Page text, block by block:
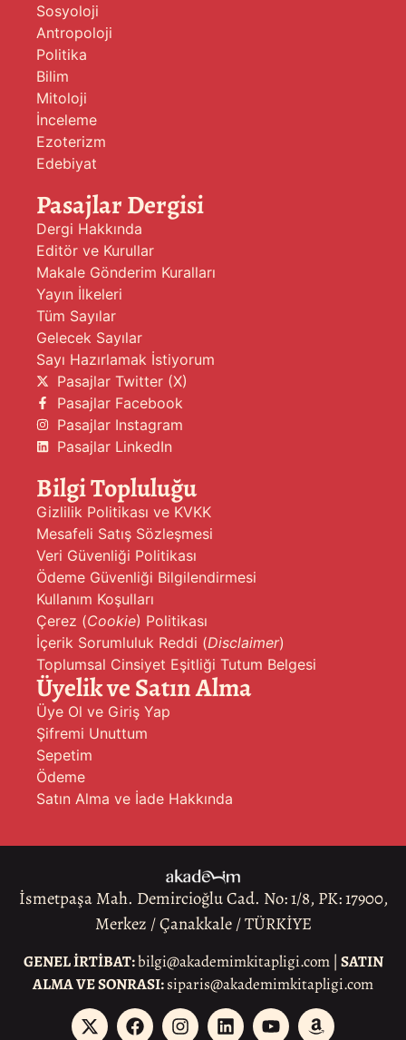
Sosyoloji
Antropoloji
Politika
Bilim
Mitoloji
İnceleme
Ezoterizm
Edebiyat
Pasajlar Dergisi
Dergi Hakkında
Editör ve Kurullar
Makale Gönderim Kuralları
Yayın İlkeleri
Tüm Sayılar
Gelecek Sayılar
Sayı Hazırlamak İstiyorum
Pasajlar Twitter (X)
Pasajlar Facebook
Pasajlar Instagram
Pasajlar LinkedIn
Bilgi Topluluğu
Gizlilik Politikası ve KVKK
Mesafeli Satış Sözleşmesi
Veri Güvenliği Politikası
Ödeme Güvenliği Bilgilendirmesi
Kullanım Koşulları
Çerez (Cookie) Politikası
İçerik Sorumluluk Reddi (Disclaimer)
Toplumsal Cinsiyet Eşitliği Tutum Belgesi
Üyelik ve Satın Alma
Üye Ol ve Giriş Yap
Şifremi Unuttum
Sepetim
Ödeme
Satın Alma ve İade Hakkında
İsmetpaşa Mah. Demircioğlu Cad. No: 1/8, PK: 17900,
Merkez / Çanakkale / TÜRKİYE
GENEL İRTİBAT:bilgi@akademimkitapligi.com | SATIN
ALMA VE SONRASI:siparis@akademimkitapligi.com